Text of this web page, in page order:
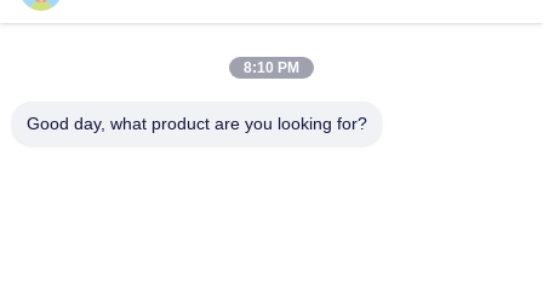
ভিডিও
কারখানা পরিদর্শন
8:10 PM
Good day, what product are you looking for?